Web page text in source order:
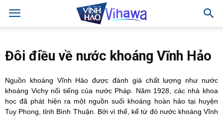
Đôi điều về nước khoáng Vĩnh Hảo
Nguồn khoáng Vĩnh Hảo được đánh giá chất lượng như nước
khoáng Vichy nổi tiếng của nước Pháp. Năm 1928, các nhà khoa
học đã phát hiện ra một nguồn suối khoáng hoàn hảo tại huyện
Tuy Phong, tỉnh Bình Thuận. Bởi vì thế, kể từ đó nước khoáng Vĩnh